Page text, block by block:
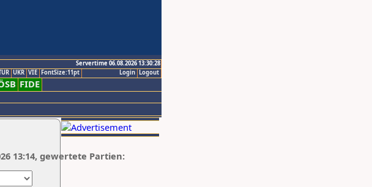
Servertime 06.08.2026 13:30:28
Logout
Login
UKR VIE FontSize:11pt
FIDE
13:14, gewertete Partien: